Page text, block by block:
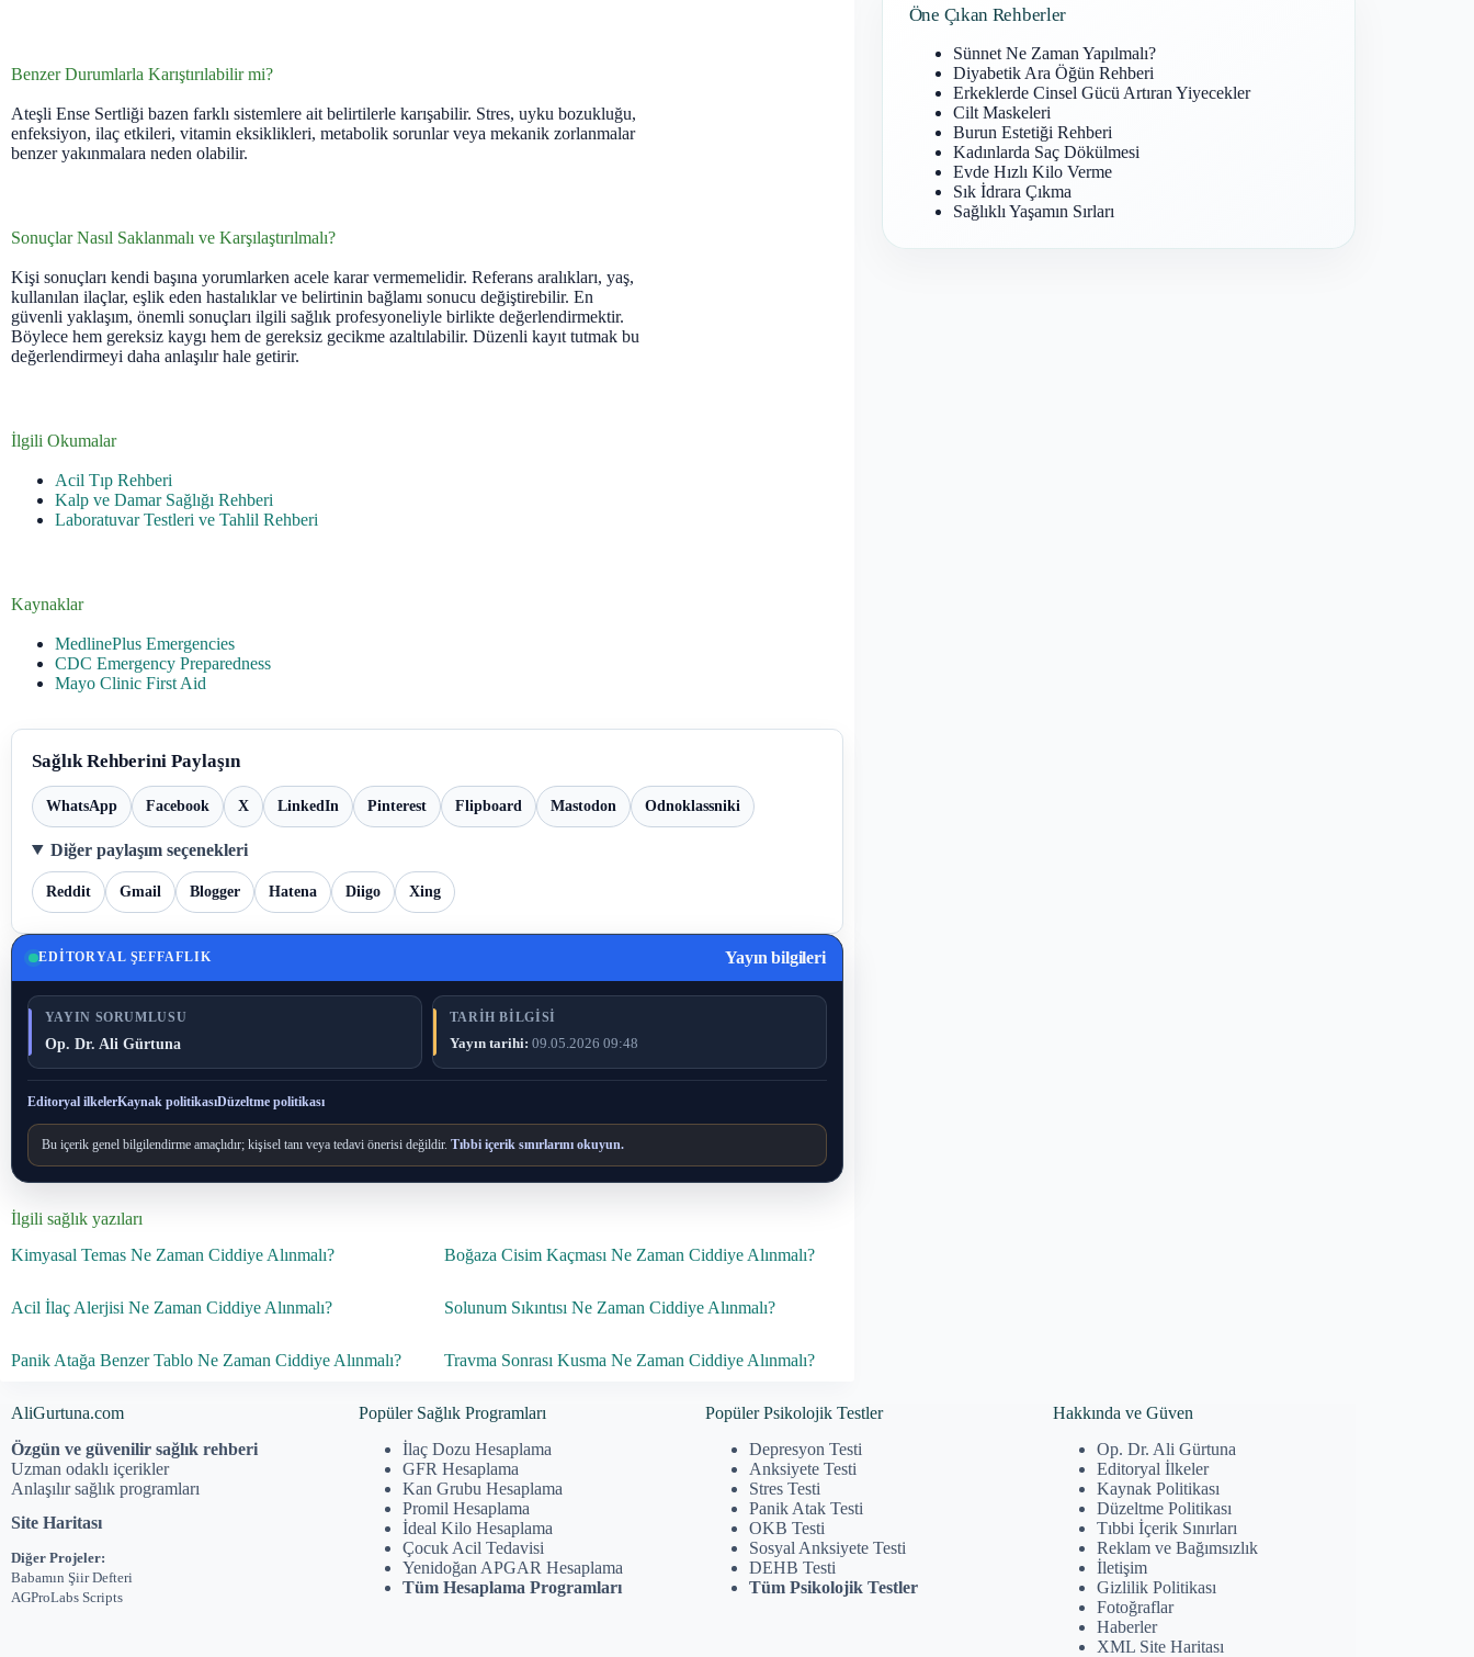
Benzer Durumlarla Karıştırılabilir mi?
Ateşli Ense Sertliği bazen farklı sistemlere ait belirtilerle karışabilir. Stres, uyku bozukluğu,
enfeksiyon, ilaç etkileri, vitamin eksiklikleri, metabolik sorunlar veya mekanik zorlanmalar
benzer yakınmalara neden olabilir.
Sonuçlar Nasıl Saklanmalı ve Karşılaştırılmalı?
Kişi sonuçları kendi başına yorumlarken acele karar vermemelidir. Referans aralıkları, yaş,
kullanılan ilaçlar, eşlik eden hastalıklar ve belirtinin bağlamı sonucu değiştirebilir. En
güvenli yaklaşım, önemli sonuçları ilgili sağlık profesyoneliyle birlikte değerlendirmektir.
Böylece hem gereksiz kaygı hem de gereksiz gecikme azaltılabilir. Düzenli kayıt tutmak bu
değerlendirmeyi daha anlaşılır hale getirir.
İlgili Okumalar
Acil Tıp Rehberi
Kalp ve Damar Sağlığı Rehberi
Laboratuvar Testleri ve Tahlil Rehberi
Kaynaklar
MedlinePlus Emergencies
CDC Emergency Preparedness
Mayo Clinic First Aid
Sağlık Rehberini Paylaşın
WhatsApp Facebook X LinkedIn Pinterest Flipboard Mastodon Odnoklassniki
Diğer paylaşım seçenekleri
Reddit Gmail Blogger Hatena Diigo Xing
EDITORYAL ŞEFFAFLIK Yayın bilgileri
YAYIN SORUMLUSU
Op. Dr. Ali Gürtuna
TARIH BILGISI
Yayın tarihi: 09.05.2026 09:48
Editoryal ilkelerKaynak politikasıDüzeltme politikası
Bu içerik genel bilgilendirme amaçlıdır; kişisel tanı veya tedavi önerisi değildir. Tıbbi içerik sınırlarını okuyun.
İlgili sağlık yazıları
Kimyasal Temas Ne Zaman Ciddiye Alınmalı?
Boğaza Cisim Kaçması Ne Zaman Ciddiye Alınmalı?
Acil İlaç Alerjisi Ne Zaman Ciddiye Alınmalı? Solunum Sıkıntısı Ne Zaman Ciddiye Alınmalı?
Panik Atağa Benzer Tablo Ne Zaman Ciddiye Alınmalı? Travma Sonrası Kusma Ne Zaman Ciddiye Alınmalı?
Öne Çıkan Rehberler
Sünnet Ne Zaman Yapılmalı?
Diyabetik Ara Öğün Rehberi
Erkeklerde Cinsel Gücü Artıran Yiyecekler
Cilt Maskeleri
Burun Estetiği Rehberi
Kadınlarda Saç Dökülmesi
Evde Hızlı Kilo Verme
Sık İdrara Çıkma
Sağlıklı Yaşamın Sırları
AliGurtuna.com
Özgün ve güvenilir sağlık rehberi
Uzman odaklı içerikler
Anlaşılır sağlık programları
Site Haritası
Diğer Projeler:
Babamın Şiir Defteri
AGProLabs Scripts
Popüler Sağlık Programları
İlaç Dozu Hesaplama
GFR Hesaplama
Kan Grubu Hesaplama
Promil Hesaplama
İdeal Kilo Hesaplama
Çocuk Acil Tedavisi
Yenidoğan APGAR Hesaplama
Tüm Hesaplama Programları
Popüler Psikolojik Testler
Depresyon Testi
Anksiyete Testi
Stres Testi
Panik Atak Testi
OKB Testi
Sosyal Anksiyete Testi
DEHB Testi
Tüm Psikolojik Testler
Hakkında ve Güven
Op. Dr. Ali Gürtuna
Editoryal İlkeler
Kaynak Politikası
Düzeltme Politikası
Tıbbi İçerik Sınırları
Reklam ve Bağımsızlık
İletişim
Gizlilik Politikası
Fotoğraflar
Haberler
XML Site Haritası